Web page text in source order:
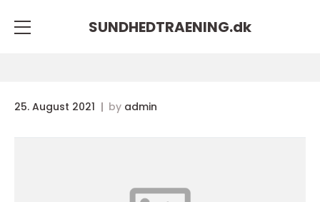
SUNDHEDTRAENING.dk
25. August 2021 by admin